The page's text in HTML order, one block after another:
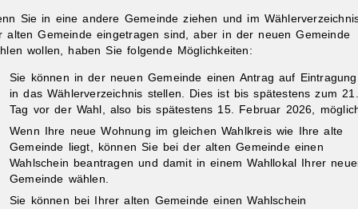
Sie in eine andere Gemeinde ziehen und im
alten Gemeinde eingetragen sind, aber in der neuen Gemeinde
wollen, haben Sie folgende Möglichkeiten:
Sie können in der neuen Gemeinde einen Antrag auf Eintragung
in das Wählerverzeichnis stellen. Dies ist bis spätestens zum 21.
Tag vor der Wahl, also bis spätestens 15. Februar 2026,
Wenn Ihre neue Wohnung im gleichen Wahlkreis wie Ihre alte
Gemeinde liegt, können Sie bei der alten Gemeinde einen
Wahlschein beantragen und damit in einem Wahllokal Ihrer
Gemeinde wählen.
Sie können bei Ihrer alten Gemeinde einen Wahlschein